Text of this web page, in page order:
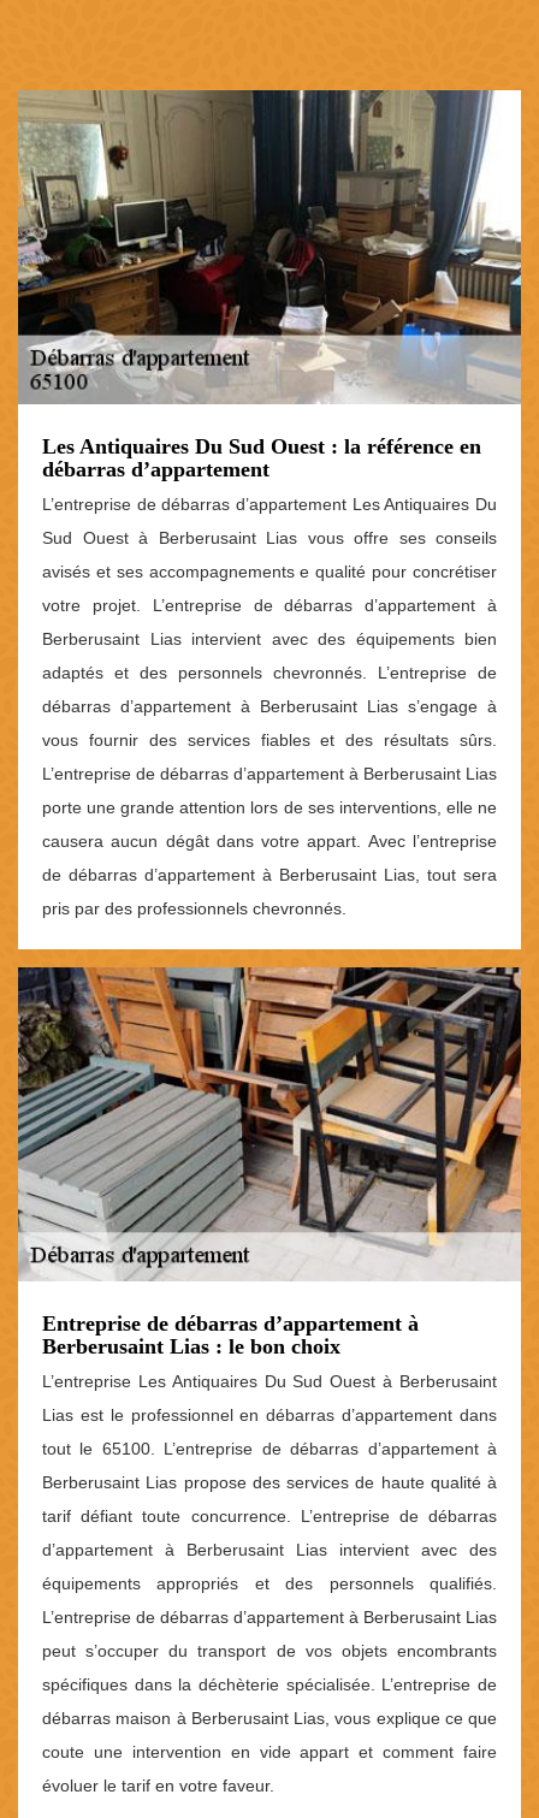
Les Antiquaires Du Sud Ouest : la référence en
débarras d’appartement
L’entreprise de débarras d’appartement Les Antiquaires Du
Sud Ouest à Berberusaint Lias vous offre ses conseils
avisés et ses accompagnements e qualité pour concrétiser
votre projet. L’entreprise de débarras d’appartement à
Berberusaint Lias intervient avec des équipements bien
adaptés et des personnels chevronnés. L’entreprise de
débarras d’appartement à Berberusaint Lias s’engage à
vous fournir des services fiables et des résultats sûrs.
L’entreprise de débarras d’appartement à Berberusaint Lias
porte une grande attention lors de ses interventions, elle ne
causera aucun dégât dans votre appart. Avec l’entreprise
de débarras d’appartement à Berberusaint Lias, tout sera
pris par des professionnels chevronnés.
Entreprise de débarras d’appartement à
Berberusaint Lias : le bon choix
L’entreprise Les Antiquaires Du Sud Ouest à Berberusaint
Lias est le professionnel en débarras d’appartement dans
tout le 65100. L’entreprise de débarras d’appartement à
Berberusaint Lias propose des services de haute qualité à
tarif défiant toute concurrence. L’entreprise de débarras
d’appartement à Berberusaint Lias intervient avec des
équipements appropriés et des personnels qualifiés.
L’entreprise de débarras d’appartement à Berberusaint Lias
peut s’occuper du transport de vos objets encombrants
spécifiques dans la déchèterie spécialisée. L’entreprise de
débarras maison à Berberusaint Lias, vous explique ce que
coute une intervention en vide appart et comment faire
évoluer le tarif en votre faveur.